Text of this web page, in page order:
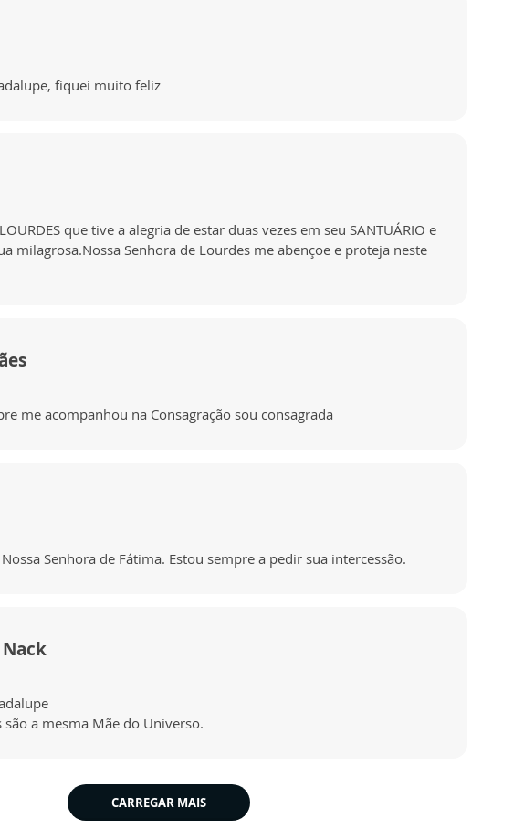
fiquei muito feliz
que tive a alegria de estar duas vezes em seu SANTUÁRIO e
milagrosa.Nossa Senhora de Lourdes me abençoe e proteja neste
me acompanhou na Consagração sou consagrada
Senhora de Fátima. Estou sempre a pedir sua intercessão.
são a mesma Mãe do Universo.
CARREGAR MAIS